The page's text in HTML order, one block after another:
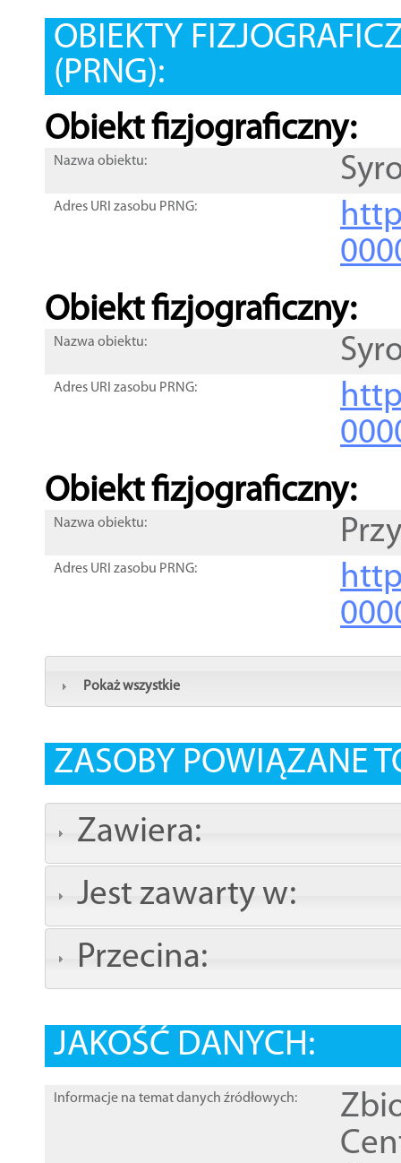
OBIEKTY
(PRNG):
Obiekt fizjograficzny:
Nazwa obiektu:
Adres URI zasobu PRNG:
Obiekt fizjograficzny:
Nazwa obiektu:
Adres URI zasobu PRNG:
Obiekt fizjograficzny:
Nazwa obiektu:
Adres URI zasobu PRNG:
Pokaż wszystkie
ZASOBY POWIĄZANE
Zawiera:
Jest zawarty w:
Przecina:
JAKOŚĆ DANYCH:
Informacje na temat danych źródłowych: